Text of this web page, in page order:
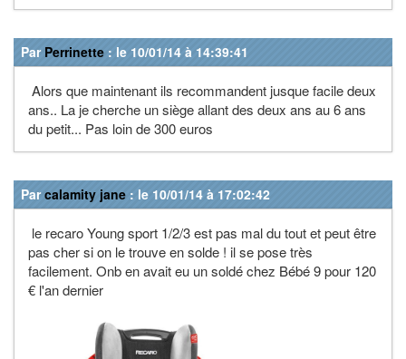
Par Perrinette : le 10/01/14 à 14:39:41
Alors que maintenant ils recommandent jusque facile deux
ans.. La je cherche un siège allant des deux ans au 6 ans
du petit... Pas loin de 300 euros
Parcalamity jane : le 10/01/14 à 17:02:42
le recaro Young sport 1/2/3 est pas mal du tout et peut être
pas cher si on le trouve en solde ! il se pose très
facilement. Onb en avait eu un soldé chez Bébé 9 pour 120
€ l'an dernier